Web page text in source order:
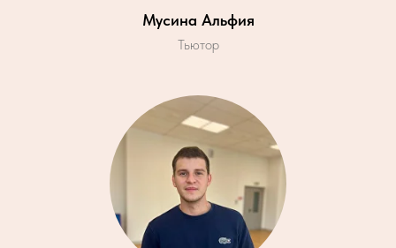
Мусина Альфия
Тьютор